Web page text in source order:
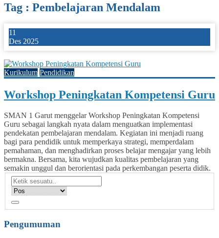
Tag : Pembelajaran Mendalam
11
Des 2025
Kurikulum Pendidikan
Workshop Peningkatan Kompetensi Guru
SMAN 1 Garut menggelar Workshop Peningkatan Kompetensi
Guru sebagai langkah nyata dalam menguatkan implementasi
pendekatan pembelajaran mendalam. Kegiatan ini menjadi ruang
bagi para pendidik untuk memperkaya strategi, memperdalam
pemahaman, dan menghadirkan proses belajar mengajar yang lebih
bermakna. Bersama, kita wujudkan kualitas pembelajaran yang
semakin unggul dan berorientasi pada perkembangan peserta didik.
Pengumuman